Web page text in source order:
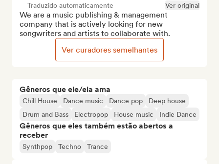
Gêneros que ele/ela ama
Chill House Dance music Dance pop
Deep house
Drum and Bass
Electropop House music Indie Dance
Gêneros que eles também estão abertos a
receber
Synthpop Techno Trance
Traduzido automaticamente Ver original
We are a music publishing & management
company that is actively looking for new
songwriters and artists to collaborate with.
Ver curadores semelhantes